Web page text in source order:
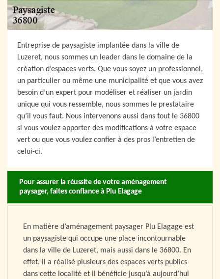
Entreprise de paysagiste implantée dans la ville de
Luzeret, nous sommes un leader dans le domaine de la
création d’espaces verts. Que vous soyez un professionnel,
un particulier ou même une municipalité et que vous avez
besoin d’un expert pour modéliser et réaliser un jardin
unique qui vous ressemble, nous sommes le prestataire
qu’il vous faut. Nous intervenons aussi dans tout le 36800
si vous voulez apporter des modifications à votre espace
vert ou que vous voulez confier à des pros l’entretien de
celui-ci.
Pour assurer la réussite de votre aménagement
paysager, faites confiance à Plu Elagage
En matière d’aménagement paysager Plu Elagage est
un paysagiste qui occupe une place incontournable
dans la ville de Luzeret, mais aussi dans le 36800. En
effet, il a réalisé plusieurs des espaces verts publics
dans cette localité et il bénéficie jusqu’à aujourd’hui